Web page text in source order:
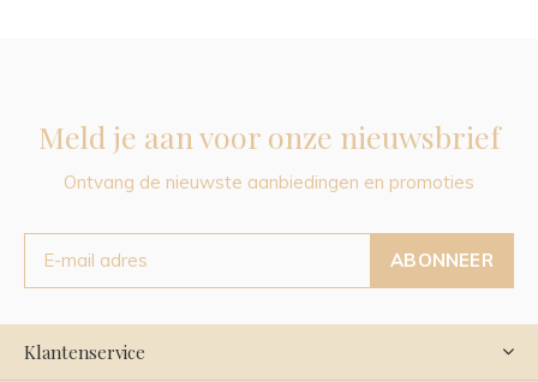
Meld je aan voor onze nieuwsbrief
Ontvang de nieuwste aanbiedingen en promoties
ABONNEER
Klantenservice